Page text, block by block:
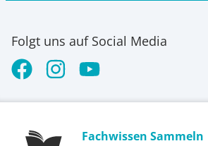
Folgt uns auf Social Media
Fachwissen Sammeln